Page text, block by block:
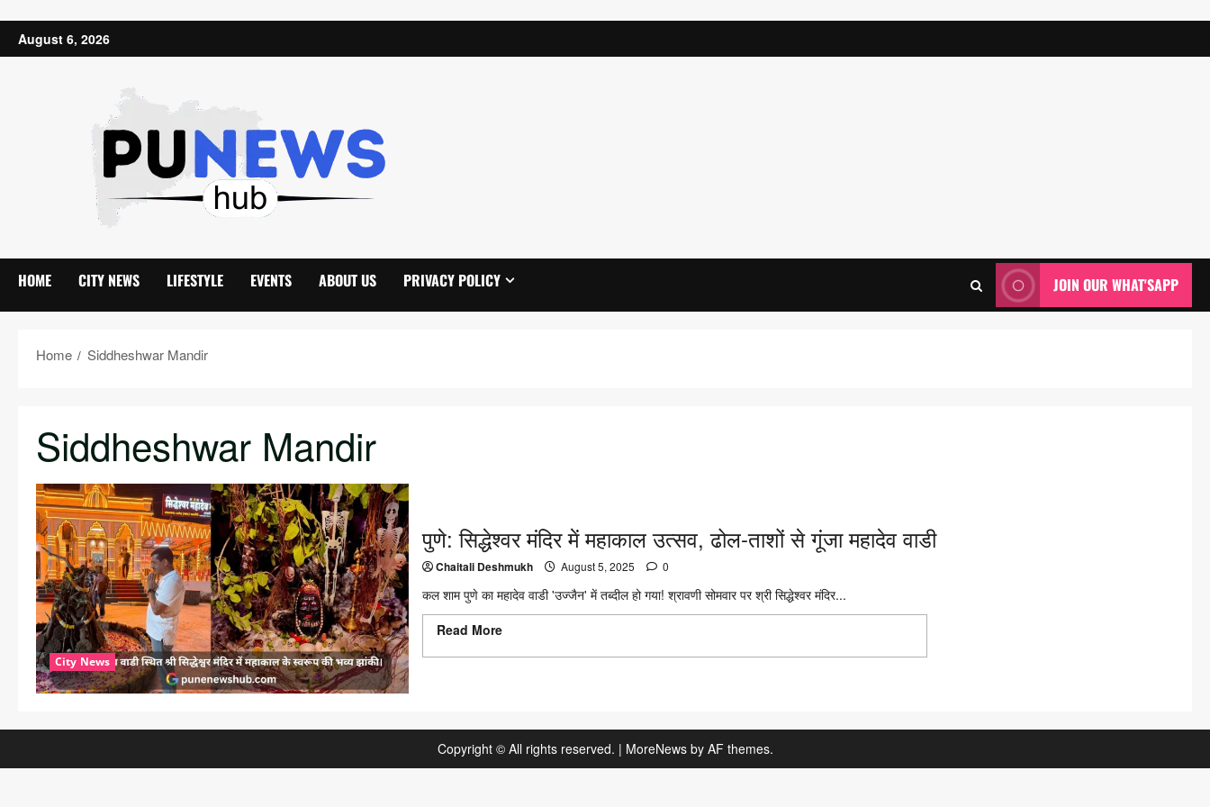
August 6, 2026
HOME CITY NEWS LIFESTYLE EVENTS ABOUT US PRIVACY POLICY JOIN OUR WHAT'SAPP
Home Siddheshwar Mandir
Siddheshwar Mandir
City News
पुणे: सिद्धेश्वर मंदिर में महाकाल उत्सव, ढोल-ताशों से गूंजा महादेव वाडी
Chaitali Deshmukh August 5, 2025 0
कल शाम पुणे का महादेव वाडी 'उज्जैन' में तब्दील हो गया! श्रावणी सोमवार पर श्री सिद्धेश्वर मंदिर...
Read More
Copyright © All rights reserved. | MoreNewsby AF themes.